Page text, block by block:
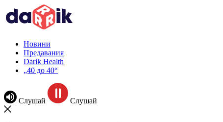
Новини
Предавания
Darik Health
„40 до 40“
Слушай Слушай